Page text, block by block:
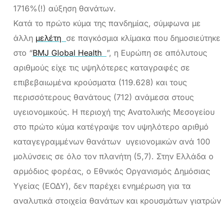
1716%(!) αύξηση θανάτων.
Κατά το πρώτο κύμα της πανδημίας, σύμφωνα με
άλλη μελέτη σε παγκόσμια κλίμακα που δημοσιεύτηκε
στο “BMJ Global Health ”, η Ευρώπη σε απόλυτους
αριθμούς είχε τις υψηλότερες καταγραφές σε
επιβεβαιωμένα κρούσματα (119.628) και τους
περισσότερους θανάτους (712) ανάμεσα στους
υγειονομικούς. Η περιοχή της Ανατολικής Μεσογείου
στο πρώτο κύμα κατέγραψε τον υψηλότερο αριθμό
καταγεγραμμένων θανάτων υγειονομικών ανά 100
μολύνσεις σε όλο τον πλανήτη (5,7). Στην Ελλάδα ο
αρμόδιος φορέας, ο Εθνικός Οργανισμός Δημόσιας
Υγείας (ΕΟΔΥ), δεν παρέχει ενημέρωση για τα
αναλυτικά στοιχεία θανάτων και κρουσμάτων γιατρών